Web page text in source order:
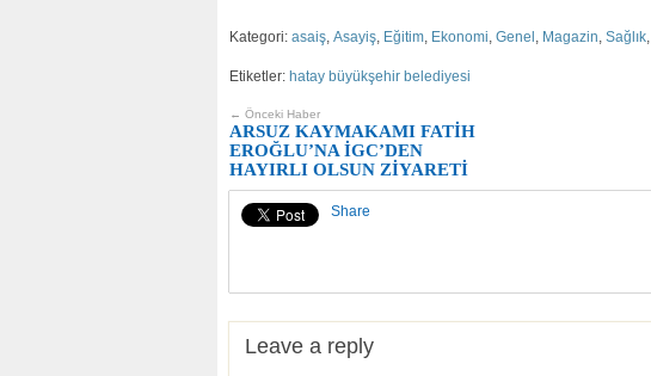
Kategori: asaiş, Asayiş, Eğitim, Ekonomi, Genel , Magazin, Sağlık,
Etiketler: hatay büyükşehir belediyesi
← Önceki Haber
ARSUZ KAYMAKAMI FATİH
EROĞLU’NA İGC’DEN
HAYIRLI OLSUN ZİYARETİ
Share
Leave a reply